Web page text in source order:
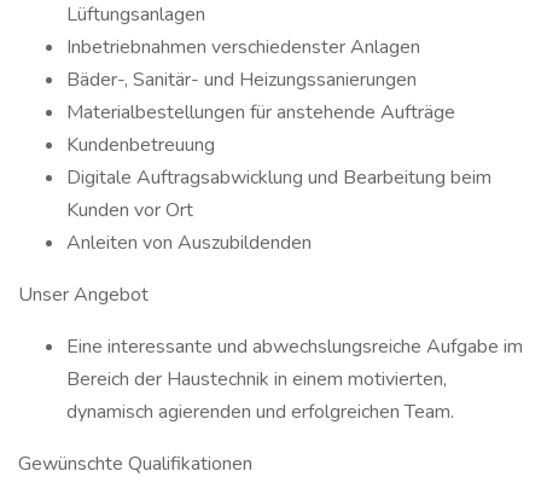
Lüftungsanlagen
Inbetriebnahmen verschiedenster Anlagen
Bäder-, Sanitär- und Heizungssanierungen
Materialbestellungen für anstehende Aufträge
Kundenbetreuung
Digitale Auftragsabwicklung und Bearbeitung beim
Kunden vor Ort
Anleiten von Auszubildenden
Unser Angebot
Eine interessante und abwechslungsreiche Aufgabe im
Bereich der Haustechnik in einem motivierten,
dynamisch agierenden und erfolgreichen Team.
Gewünschte Qualifikationen